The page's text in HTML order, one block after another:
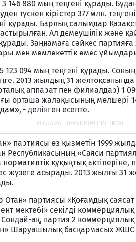
880 мың теңгені құрады. Бұдан
түскен кірістер 377 млн.
құрады. Барлық салымдар
Ал демеушілік және
Заңнамаға сәйкес
мен мемлекеттік емес
094 мың теңгені құрады.
2013 жылдың 31
аппарат пен филиалдар) 1
орташа жалақысының мөлшері
- делінген есепте.
партиясы өз қызметін 1999
Республикасының «Саяси
құқықтық
жүзеге асырады. 2013 жылғы 31
партиясы «Қоғамдық
мектебі» секілді
ақ, партия 2
Шаруашылық басқармасы»